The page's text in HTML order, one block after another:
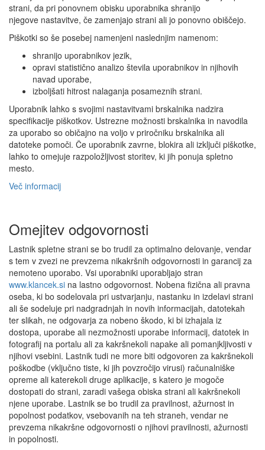
strani, da pri ponovnem obisku uporabnika shranijo
njegove nastavitve, če zamenjajo strani ali jo ponovno obiščejo.
Piškotki so še posebej namenjeni naslednjim namenom:
shranijo uporabnikov jezik,
opravi statistično analizo števila uporabnikov in njihovih
navad uporabe,
izboljšati hitrost nalaganja posameznih strani.
Uporabnik lahko s svojimi nastavitvami brskalnika nadzira
specifikacije piškotkov. Ustrezne možnosti brskalnika in navodila
za uporabo so običajno na voljo v priročniku brskalnika ali
datoteke pomoči. Če uporabnik zavrne, blokira ali izključi piškotke,
lahko to omejuje razpoložljivost storitev, ki jih ponuja spletno
mesto.
Več informacij
Omejitev odgovornosti
Lastnik spletne strani se bo trudil za optimalno delovanje, vendar
s tem v zvezi ne prevzema nikakršnih odgovornosti in garancij za
nemoteno uporabo. Vsi uporabniki uporabljajo stran
www.klancek.si na lastno odgovornost. Nobena fizična ali pravna
oseba, ki bo sodelovala pri ustvarjanju, nastanku in izdelavi strani
ali še sodeluje pri nadgradnjah in novih informacijah, datotekah
ter slikah, ne odgovarja za nobeno škodo, ki bi izhajala iz
dostopa, uporabe ali nezmožnosti uporabe informacij, datotek in
fotografij na portalu ali za kakršnekoli napake ali pomanjkljivosti v
njihovi vsebini. Lastnik tudi ne more biti odgovoren za kakršnekoli
poškodbe (vključno tiste, ki jih povzročijo virusi) računalniške
opreme ali katerekoli druge aplikacije, s katero je mogoče
dostopati do strani, zaradi vašega obiska strani ali kakršnekoli
njene uporabe. Lastnik se bo trudil za pravilnost, ažurnost in
popolnost podatkov, vsebovanih na teh straneh, vendar ne
prevzema nikakršne odgovornosti o njihovi pravilnosti, ažurnosti
in popolnosti.